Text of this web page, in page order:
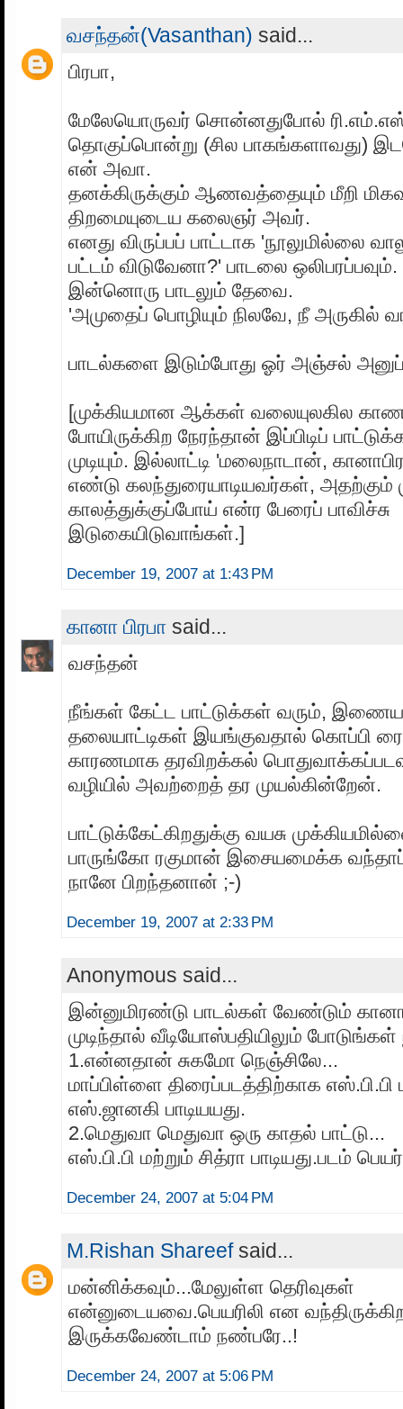
வசந்தன்(Vasanthan) said...
பிரபா,
மேலேயொருவர் சொன்னதுபோல்
தொகுப்பொன்று (சில பாகங்களாவது)
என் அவா.
தனக்கிருக்கும் ஆணவத்தையும் மீறி
திறமையுடைய கலைஞர் அவர்.
எனது விருப்பப் பாட்டாக 'நூலுமில்லை
பட்டம் விடுவேனா?' பாடலை ஒலிபரப்பவும்.
இன்னொரு பாடலும் தேவை.
'அமுதைப் பொழியும் நிலவே, நீ அருகில்
பாடல்களை இடும்போது ஓர் அஞ்சல் அனுப்ப
[முக்கியமான ஆக்கள் வலையுலகில
போயிருக்கிற நேரந்தான் இப்பிடிப்
முடியும். இல்லாட்டி 'மலைநாடான்,
எண்டு கலந்துரையாடியவர்கள், அதற்கும்
காலத்துக்குப்போய் என்ர பேரைப் பாவிச்சு
இடுகையிடுவாங்கள்.]
December 19, 2007 at 1:43 PM
கானா பிரபா said...
வசந்தன்
நீங்கள் கேட்ட பாட்டுக்கள் வரும்,
தலையாட்டிகள் இயங்குவதால் கொப்பி
காரணமாக தரவிறக்கல்
வழியில் அவற்றைத் தர முயல்கின்றேன்.
பாட்டுக்கேட்கிறதுக்கு வயசு
பாருங்கோ ரகுமான் இசையமைக்க வந்தாப்
நானே பிறந்தனான் ;-)
December 19, 2007 at 2:33 PM
Anonymous said...
இன்னுமிரண்டு பாடல்கள் வேண்டும் கானா
முடிந்தால் வீடியோஸ்பதியிலும்
1.என்னதான் சுகமோ நெஞ்சிலே...
மாப்பிள்ளை திரைப்படத்திற்காக எஸ்.பி.பி
எஸ்.ஜானகி பாடியயது.
2.மெதுவா மெதுவா ஒரு காதல் பாட்டு...
எஸ்.பி.பி மற்றும் சித்ரா பாடியது.படம்
December 24, 2007 at 5:04 PM
M.Rishan Shareefsaid...
மன்னிக்கவும்...மேலுள்ள தெரிவுகள்
என்னுடையவை.பெயரிலி என
இருக்கவேண்டாம் நண்பரே..!
December 24, 2007 at 5:06 PM